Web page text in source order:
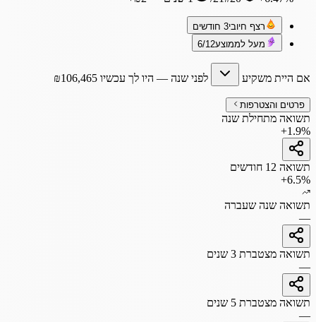
רצף חיובי3 חודשים
מעל לממוצע6/12
אם היית משקיע לפני שנה — היו לך עכשיו ₪106,465
פרטים והצטרפות
תשואה מתחילת שנה
+1.9%
תשואה 12 חודשים
+6.5%
תשואה שנה שעברה
—
תשואה מצטברת 3 שנים
—
תשואה מצטברת 5 שנים
—